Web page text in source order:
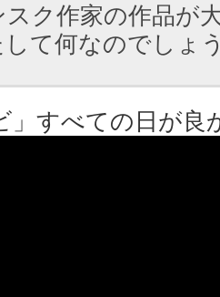
スク作家の作品が
して何なのでしょ
」すべての日が